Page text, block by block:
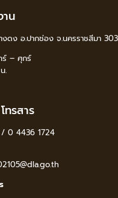
น
ดง อ.ปากช่อง จ.นครราชสีมา
ร์ – ศุกร์
.
รสาร
0 4436 1724